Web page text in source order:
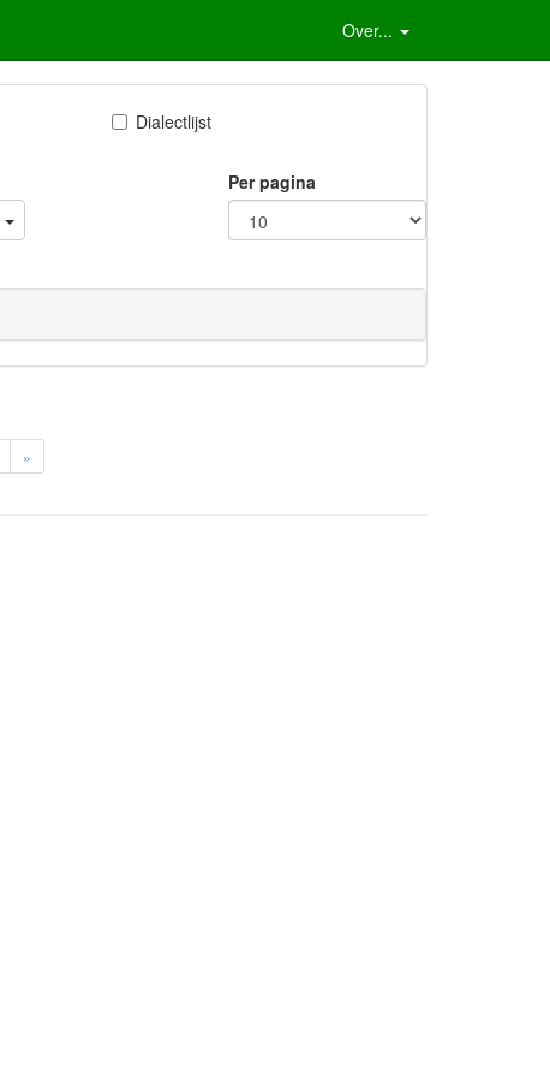
Over...
Dialectlijst
Per pagina
»